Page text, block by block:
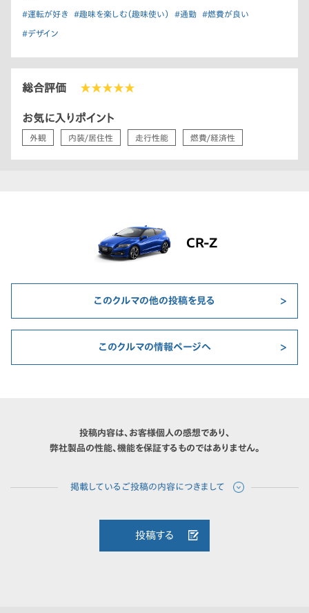
#運転が好き #趣味を楽しむ（趣味使い） #通勤 #燃費が良い
#デザイン
総合評価 ★★★★★
お気に入りポイント
外観 内装/居住性 走行性能 燃費/経済性
CR-Z
このクルマの他の投稿を見る
このクルマの情報ページへ
投稿内容は、お客様個人の感想であり、
弊社製品の性能、機能を保証するものではありません。
投稿する